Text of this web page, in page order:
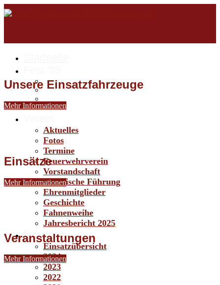
Aktuelles
Fotos
Termine
Feuerwehrverein
Vorstandschaft
Technische Führung
Ehrenmitglieder
Geschichte
Fahnenweihe
Jahresbericht 2025
Einsätze
Einsatzübersicht
2024
2023
2022
Unsere Einsatzfahrzeuge
Mehr Informationen
Einsätze
Mehr Informationen
Veranstaltungen
Mehr Informationen